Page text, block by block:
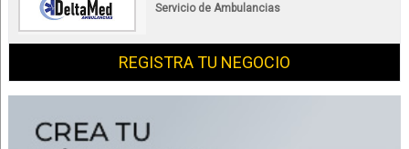
Servicio de Ambulancias
REGISTRA TU NEGOCIO